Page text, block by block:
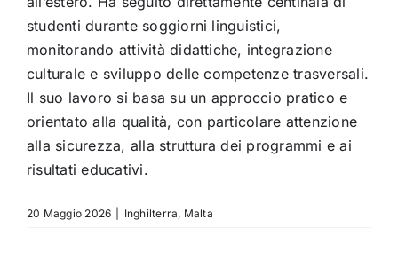
studenti durante soggiorni linguistici,
monitorando attività didattiche, integrazione
culturale e sviluppo delle competenze trasversali.
Il suo lavoro si basa su un approccio pratico e
orientato alla qualità, con particolare attenzione
alla sicurezza, alla struttura dei programmi e ai
risultati educativi.
20 Maggio 2026 Inghilterra Malta